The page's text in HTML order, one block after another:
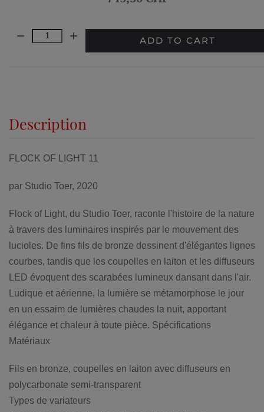
Quantity: ADD TO CART
Description
FLOCK OF LIGHT 11
par Studio Toer, 2020
Flock of Light, du Studio Toer, raconte l'histoire de la nature
à travers des luminaires inspirés par le mouvement des
lucioles. De fins fils de bronze dessinent d'élégantes lignes
courbes, tandis que les coupelles en laiton et les diffuseurs
LED évoquent des scarabées lumineux dansant dans l'air.
Ludique et aérienne, la lumière se métamorphose le jour
en un essaim de lumières chaudes la nuit, apportant
élégance et chaleur à toute pièce. Spécifications
Matériaux
Fils en bronze, coupelles en laiton avec diffuseurs en
polycarbonate semi-transparent
Types de variateurs